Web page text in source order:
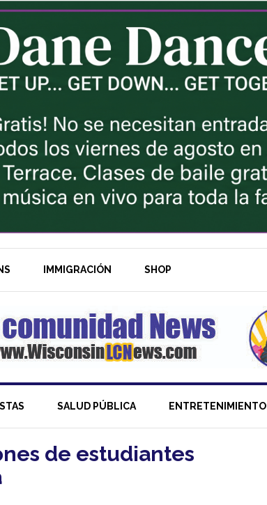
IMMIGRACIÓN SHOP
SALUD PÚBLICA ENTRETENIMIENTO
de estudiantes